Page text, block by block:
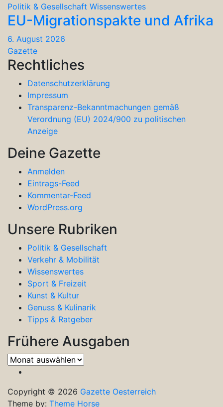
Politik & Gesellschaft Wissenswertes
EU-Migrationspakte und Afrika
6. August 2026
Gazette
Rechtliches
Datenschutzerklärung
Impressum
Transparenz-Bekanntmachungen gemäß
Verordnung (EU) 2024/900 zu politischen
Anzeige
Deine Gazette
Anmelden
Eintrags-Feed
Kommentar-Feed
WordPress.org
Unsere Rubriken
Politik & Gesellschaft
Verkehr & Mobilität
Wissenswertes
Sport & Freizeit
Kunst & Kultur
Genuss & Kulinarik
Tipps & Ratgeber
Frühere Ausgaben
Frühere
Ausgaben
Copyright © 2026 Gazette Oesterreich
Theme by: Theme Horse